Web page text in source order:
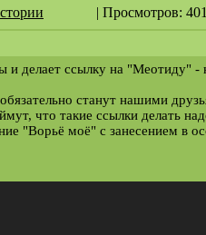
| Просмотров:
и делает ссылку на "Меотиду" -
станут нашими
что такие ссылки делать
"Ворьё моё" с занесением в